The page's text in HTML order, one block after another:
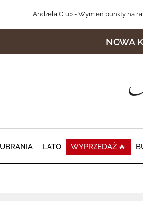
Andżela Club- Wymień punkty na
NOWA
UBRANIA LATO WYPRZEDAŻ 🔥